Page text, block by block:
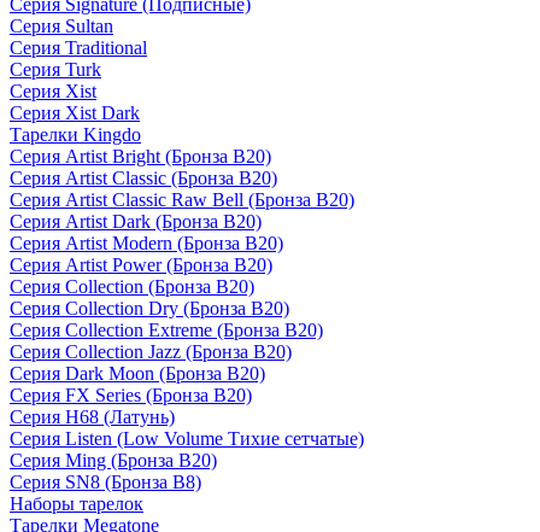
Серия Signature (Подписные)
Серия Sultan
Серия Traditional
Серия Turk
Серия Xist
Серия Xist Dark
Тарелки Kingdo
Серия Artist Bright (Бронза B20)
Серия Artist Classic (Бронза B20)
Серия Artist Classic Raw Bell (Бронза B20)
Серия Artist Dark (Бронза B20)
Серия Artist Modern (Бронза B20)
Серия Artist Power (Бронза B20)
Серия Collection (Бронза B20)
Серия Collection Dry (Бронза B20)
Серия Collection Extreme (Бронза B20)
Серия Collection Jazz (Бронза B20)
Серия Dark Moon (Бронза B20)
Серия FX Series (Бронза B20)
Серия H68 (Латунь)
Серия Listen (Low Volume Тихие сетчатые)
Серия Ming (Бронза B20)
Серия SN8 (Бронза B8)
Наборы тарелок
Тарелки Megatone